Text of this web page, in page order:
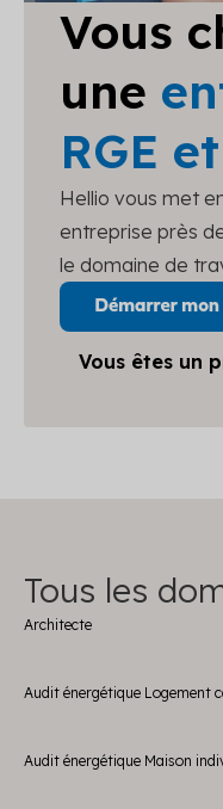
Vous
une
RGE
Hellio vous met
entreprise près
le domaine de
Vous êtes un
Tous les
Architecte
Audit énergétique Logement
Audit énergétique Maison